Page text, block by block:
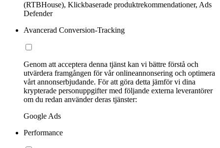
(RTBHouse), Klickbaserade produktrekommendationer, Ads
Defender
Avancerad Conversion-Tracking
Genom att acceptera denna tjänst kan vi bättre förstå och
utvärdera framgången för vår onlineannonsering och optimera
vårt annonserbjudande. För att göra detta jämför vi dina
krypterade personuppgifter med följande externa leverantörer
om du redan använder deras tjänster:
Google Ads
Performance